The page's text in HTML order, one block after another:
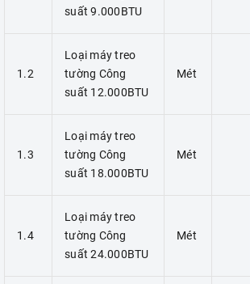
suất 9.000BTU
1.2
Loại máy treo
tường Công
suất 12.000BTU
Mét
1.3
Loại máy treo
tường Công
suất 18.000BTU
Mét
1.4
Loại máy treo
tường Công
suất 24.000BTU
Mét